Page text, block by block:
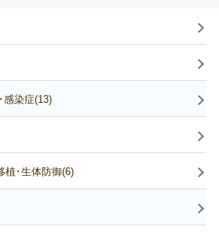
感染症(13)
植･生体防御(6)